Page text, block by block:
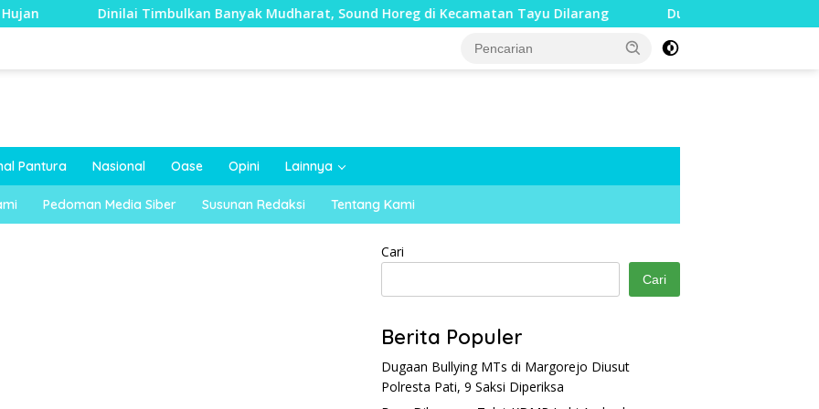
Timbulkan Banyak Mudharat, Sound Horeg di Kecamatan Tayu Dilarang Dua Jari Putus akibat Dugaan Bullying,
Pantura Nasional Oase Opini Lainnya
Pedoman Media Siber Susunan Redaksi Tentang Kami
Cari
Cari
Berita Populer
Dugaan Bullying MTs di Margorejo Diusut
Polresta Pati, 9 Saksi Diperiksa